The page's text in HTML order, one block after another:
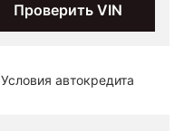
Условия автокредита
Проверить VIN